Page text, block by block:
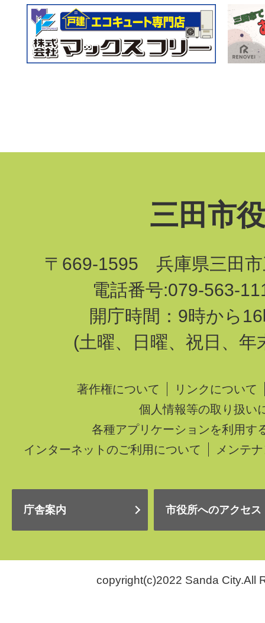
三田市
〒669-1595 兵庫県三田市
電話番号:079-563-
開庁時間：9時から
(土曜、日曜、祝日、年
著作権について
リンクについて
個人情報等の取り扱い
各種アプリケーションを利用す
インターネットのご利用について
メンテ
庁舎案内 市役所へのアクセス
copyright(c)2022 Sanda City.All